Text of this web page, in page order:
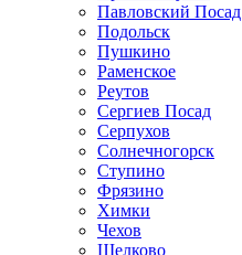
Павловский Посад
Подольск
Пушкино
Раменское
Реутов
Сергиев Посад
Серпухов
Солнечногорск
Ступино
Фрязино
Химки
Чехов
Щелково